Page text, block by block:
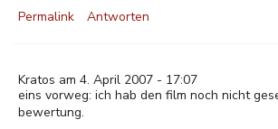
Permalink
Antworten
Kratos am 4. April 2007 - 17:07
eins vorweg: ich hab den film noch nicht
bewertung.